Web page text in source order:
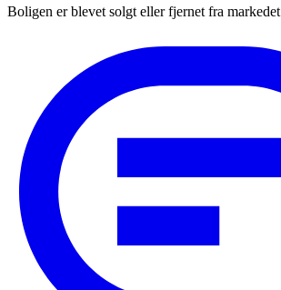
Boligen er blevet solgt eller fjernet fra markedet